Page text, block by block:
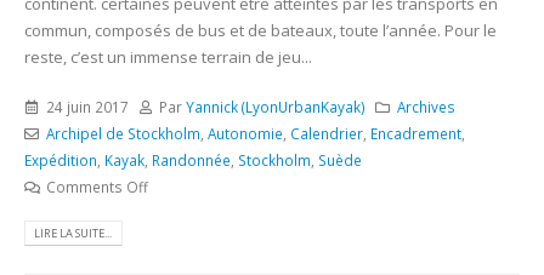
commun, composés de bus et de bateaux, toute l’année. Pour le
reste, c’est un immense terrain de jeu...
24 juin 2017 ParYannick (LyonUrbanKayak)
Archives
Archipel de Stockholm Autonomie Calendrier, Encadrement,
Expédition Kayak Randonnée Stockholm Suède
Comments Off
LIRE LA SUITE...